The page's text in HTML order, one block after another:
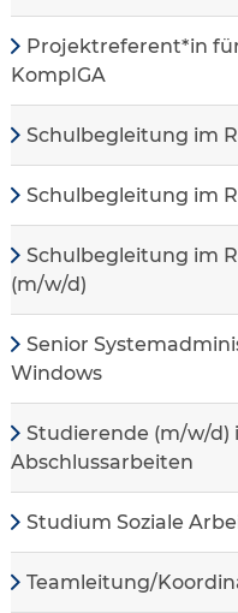
Projektreferent*in
KompIGA
Schulbegleitung im
Schulbegleitung im
Schulbegleitung im
(m/w/d)
Senior
Windows
Studierende (m/w/d)
Abschlussarbeiten
Studium Soziale
Teamleitung/